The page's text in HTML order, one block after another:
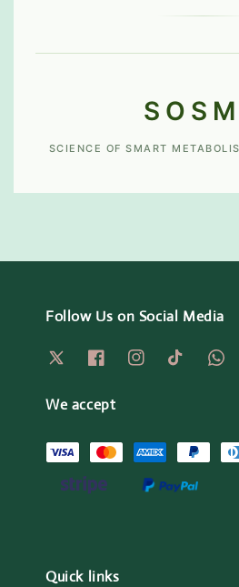
SCIENCE OF SMART
Follow Us on Social Media
We accept
Quick links